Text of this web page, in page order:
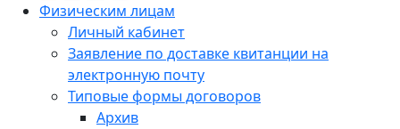
Физическим лицам
Личный кабинет
Заявление по доставке квитанции на
электронную почту
Типовые формы договоров
Архив